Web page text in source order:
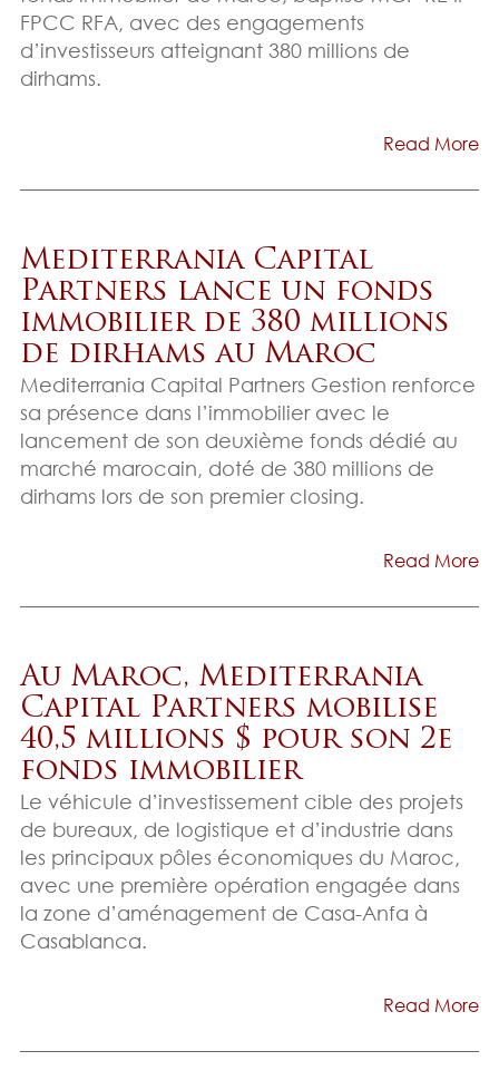
FPCC RFA, avec des engagements
d’investisseurs atteignant 380 millions de
dirhams.
Read More
Mediterrania Capital
Partners lance un fonds
immobilier de 380 millions
de dirhams au Maroc
Mediterrania Capital Partners Gestion renforce
sa présence dans l’immobilier avec le
lancement de son deuxième fonds dédié au
marché marocain, doté de 380 millions de
dirhams lors de son premier closing.
Read More
Au Maroc, Mediterrania
Capital Partners mobilise
40,5 millions $ pour son 2e
fonds immobilier
Le véhicule d’investissement cible des projets
de bureaux, de logistique et d’industrie dans
les principaux pôles économiques du Maroc,
avec une première opération engagée dans
la zone d’aménagement de Casa-Anfa à
Casablanca.
Read More